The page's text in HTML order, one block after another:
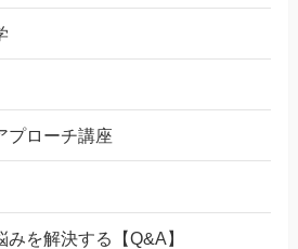
プローチ講座
を解決する【Q&A】